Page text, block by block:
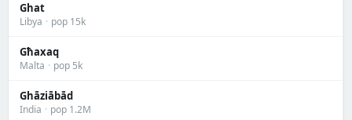
Ghat
Libya · pop 15k
Għaxaq
Malta · pop 5k
Ghāziābād
India · pop 1.2M